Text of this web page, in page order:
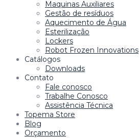
Maquinas Auxiliares
Gestão de resíduos
Aquecimento de Água
Esterilização
Lockers
Robot Frozen Innovations
Catálogos
Downloads
Contato
Fale conosco
Trabalhe Conosco
Assistência Técnica
Topema Store
Blog
Orçamento